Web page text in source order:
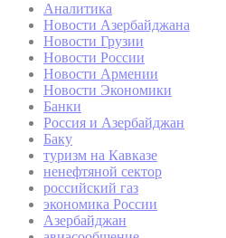
Аналитика
Новости Азербайджана
Новости Грузии
Новости России
Новости Армении
Новости Экономики
Банки
Россия и Азербайджан
Баку
туризм на Кавказе
ненефтяной сектор
российский газ
экономика России
Азербайджан